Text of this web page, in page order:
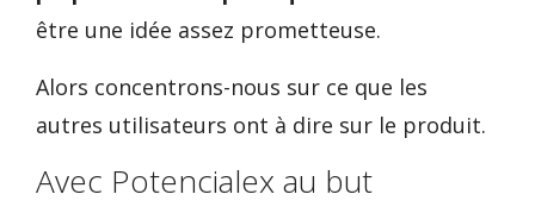
être une idée assez prometteuse.
Alors concentrons-nous sur ce que les
autres utilisateurs ont à dire sur le produit.
Avec Potencialex au but